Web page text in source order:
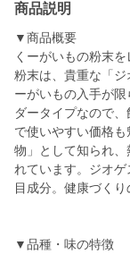
商品説明
▼商品概要
くーがいもの粉末
粉末は、貴重な「ジ
ーがいもの入手が
ダータイプなので
で使いやすい価格
物」として知られ
れています。ジオ
目成分。健康づくり
▼品種・味の特徴